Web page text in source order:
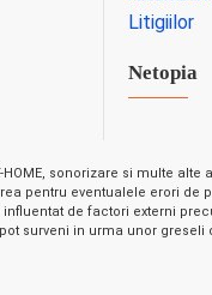
Netopia
sonorizare si multe
pentru eventualele erori de
de factori externi
surveni in urma unor